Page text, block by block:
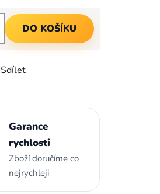
DO KOŠÍKU
Sdílet
Garance
rychlosti
Zboží doručíme co
nejrychleji